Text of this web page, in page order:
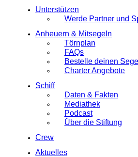
Unterstützen
Werde Partner und
Anheuern & Mitsegeln
Törnplan
FAQs
Bestelle deinen
Charter Angebote
Schiff
Daten & Fakten
Mediathek
Podcast
Über die Stiftung
Crew
Aktuelles